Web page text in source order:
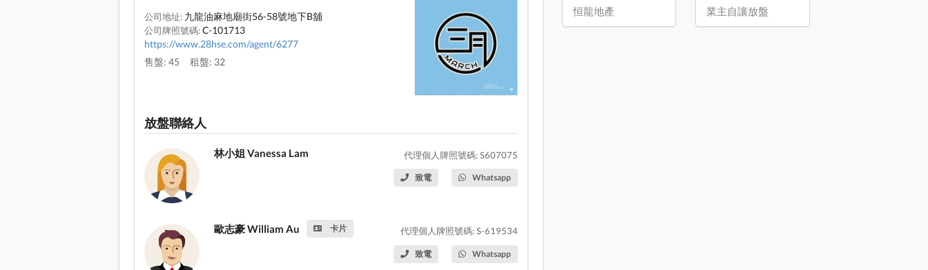
公司地址: 九龍油麻地廟街56-58號地下B舖
公司牌照號碼:C-101713
https://www.28hse.com/agent/6277
售盤: 45
租盤: 32
放盤聯絡人
林小姐 Vanessa Lam 代理個人牌照號碼: S607075
致電 Whatsapp
歐志豪 William Au 卡片 代理個人牌照號碼: S-619534
致電 Whatsapp
恒龍地產 業主自讓放盤